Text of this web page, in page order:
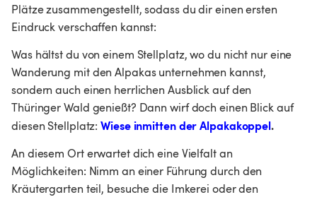
Plätze zusammengestellt, sodass du dir einen ersten
Eindruck verschaffen kannst:
Was hältst du von einem Stellplatz, wo du nicht nur eine
Wanderung mit den Alpakas unternehmen kannst,
sondern auch einen herrlichen Ausblick auf den
Thüringer Wald genießt? Dann wirf doch einen Blick auf
diesen Stellplatz: Wiese inmitten der Alpakakoppel.
An diesem Ort erwartet dich eine Vielfalt an
Möglichkeiten: Nimm an einer Führung durch den
Kräutergarten teil, besuche die Imkerei oder den